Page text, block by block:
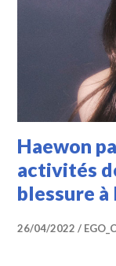
Haewon
activités
blessure
26/04/2022